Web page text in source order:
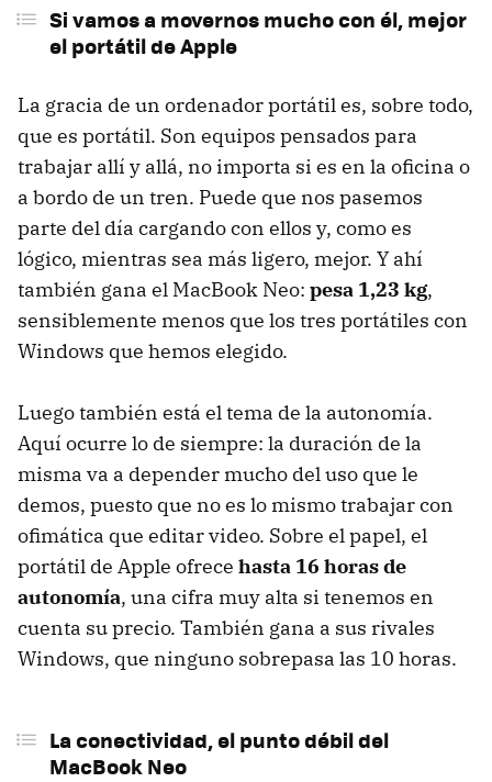
Si vamos a movernos mucho con él, mejor
el portátil de Apple
La gracia de un ordenador portátil es, sobre todo,
que es portátil. Son equipos pensados para
trabajar allí y allá, no importa si es en la oficina o
a bordo de un tren. Puede que nos pasemos
parte del día cargando con ellos y, como es
lógico, mientras sea más ligero, mejor. Y ahí
también gana el MacBook Neo: pesa 1,23 kg,
sensiblemente menos que los tres portátiles con
Windows que hemos elegido.
Luego también está el tema de la autonomía.
Aquí ocurre lo de siempre: la duración de la
misma va a depender mucho del uso que le
demos, puesto que no es lo mismo trabajar con
ofimática que editar video. Sobre el papel, el
portátil de Apple ofrece hasta 16 horas de
autonomía, una cifra muy alta si tenemos en
cuenta su precio. También gana a sus rivales
Windows, que ninguno sobrepasa las 10 horas.
La conectividad, el punto débil del
MacBook Neo